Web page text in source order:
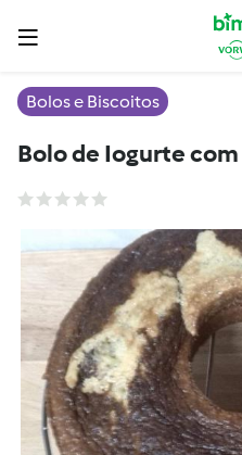
Bolos e Biscoitos
Bolo de Iogurte